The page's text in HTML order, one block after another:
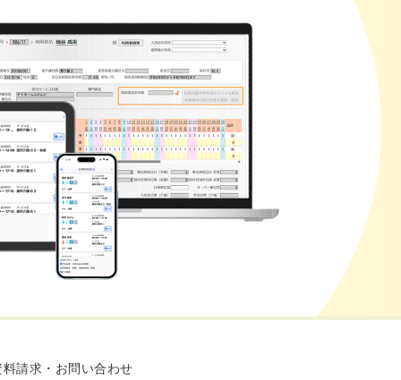
料請求・お問い合わせ